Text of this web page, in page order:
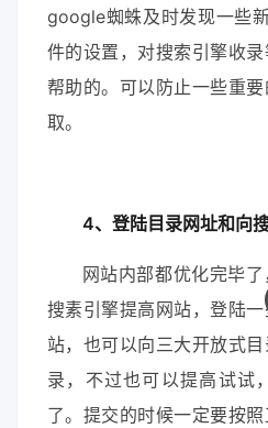
google蜘蛛及时发现一些
件的设置，对搜索引擎收
帮助的。可以防止一些重
取。
4、登陆目录网址和向
网站内部都优化完毕
搜素引擎提高网站，登陆
站，也可以向三大开放式
录，不过也可以提高试试
了。提交的时候一定要按